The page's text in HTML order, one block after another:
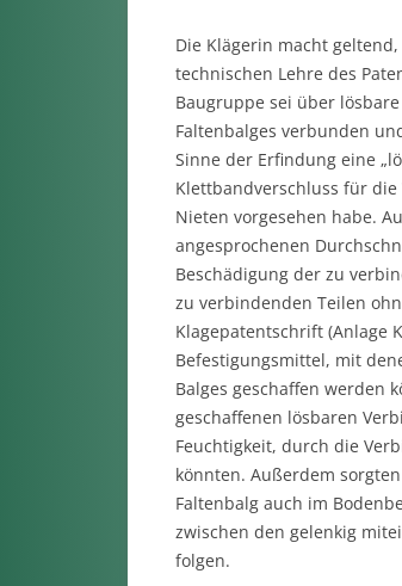
Die Klägerin macht
technischen Lehre des
Baugruppe sei über
Faltenbalges verbunden
Sinne der Erfindung eine
Klettbandverschluss für
Nieten vorgesehen habe.
angesprochenen
Beschädigung der zu
zu verbindenden Teilen
Klagepatentschrift (Anlage
Befestigungsmittel, mit
Balges geschaffen werden
geschaffenen lösbaren
Feuchtigkeit, durch die
könnten. Außerdem
Faltenbalg auch im
zwischen den gelenkig
folgen.